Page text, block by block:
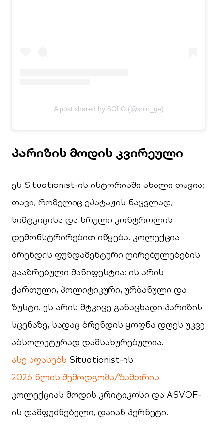
A post shared by SOLO (@solo_ge)
პარიზის მოდის კვირეული
ეს Situationist-ის ისტორიაში ახალი თავია;
თავი, რომელიც ეპატაჟის ნაცვლად,
სიმტკიცისა და სრული კონტროლის
დემონსტრირებით იწყება. კოლექცია
ბრენდის ფუნდამენტური ღირებულებების
გააზრებული მანიფესტია: ის არის
ქართული, პოლიტიკური, ურბანული და
ზუსტი. ეს არის მტკიცე განაცხადი პარიზის
სცენაზე, სადაც ბრენდის ყოფნა დღეს უკვე
აბსოლუტურად დამსახურებულია.
ასე აფასებს Situationist-ის
2026 წლის შემოდგომა/ზამთრის
კოლექციას მოდის კრიტიკოსი და ASVOF-
ის დამფუძნებელი, დაიან პერნეტი.